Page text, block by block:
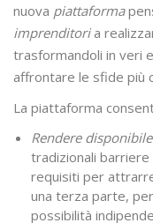
nuova piattaforma
imprenditoria
trasformandoli in veri
affrontare le sfide più
La piattaforma
Rendere
tradizionali
requisiti per
una terza parte,
possibilità